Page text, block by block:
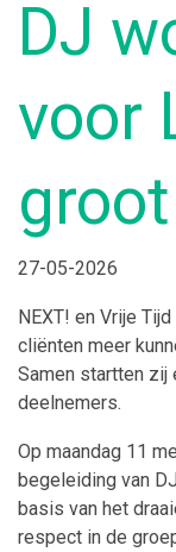
DJ
voor
27-05-2026
NEXT! en Vrije
cliënten meer
Samen startten zij
deelnemers.
Op maandag 11
begeleiding van
basis van het
respect in de